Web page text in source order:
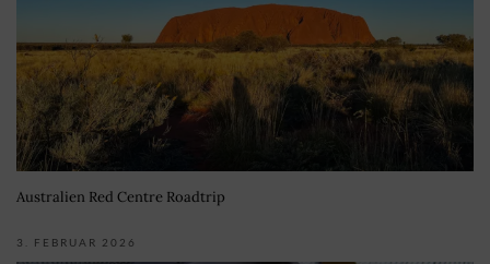
Australien Red Centre Roadtrip
3. FEBRUAR 2026